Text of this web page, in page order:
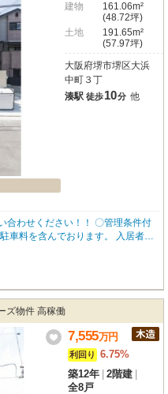
建物
161.06m²
(48.72坪)
土地
191.65m²
(57.97坪)
大阪府堺市堺区大浜
中町３丁
湊駅 徒歩10分 他
さい！！ 〇管理条件付
含んでおります。 入居者に
率も高く どなたにも気に入って
グループ】
、施工、販売、管理、ワンストッ
ズ物件 高稼働
7,555万円
利回り
6.75%
築12年 2階建
全8戸